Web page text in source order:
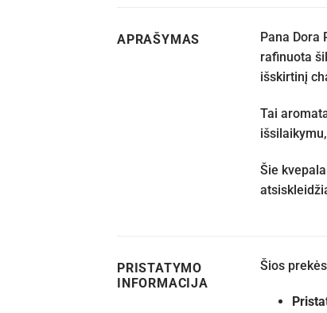
APRAŠYMAS
Pana
rafinuota
išskirtinį
Tai
Šie
PRISTATYMO
INFORMACIJA
Šios